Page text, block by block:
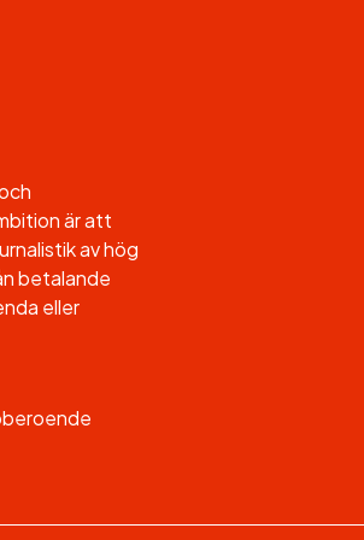
är att
av hög
betalande
eller